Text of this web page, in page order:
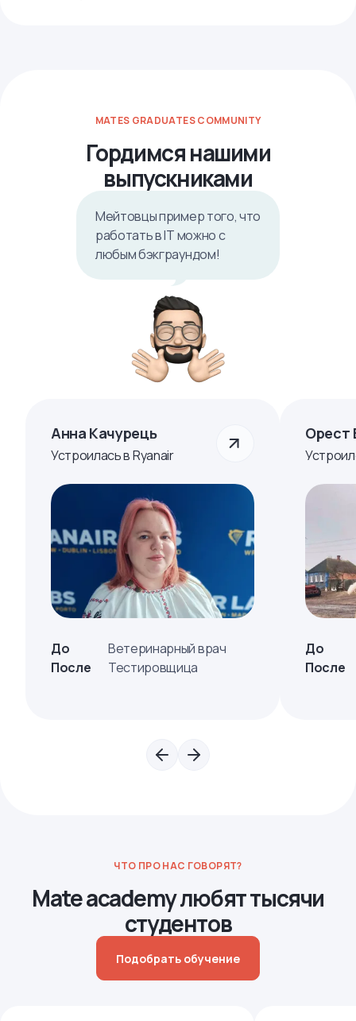
MATES GRADUATES COMMUNITY
Гордимся нашими
выпускниками
Мейтовцы пример того, что
работать в IТ можно с
любым бэкграундом!
Анна Качурець
Устроилась в Ryanair
До
Ветеринарный врач
После
Тестировщица
Орест
До
После
ЧТО ПРО НАС ГОВОРЯТ?
Mate academy любят тысячи
студентов
Подобрать обучение